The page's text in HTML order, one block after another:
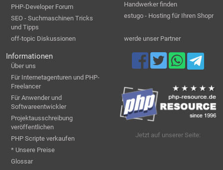
PHP-Developer Forum
SEO - Suchmaschinen Tricks
und Tipps
off-topic Diskussionen
Handwerker finden
estugo - Hosting für Ihren Shopr
werde unser Partner
Informationen
Über uns
Für Internetagenturen und PHP-
Freelancer
Für Anwender und
Softwareentwickler
Projektausschreibung
veröffentlichen
PHP Scripte verkaufen
* Unsere Preise
Glossar
Jetzt auf unserer Seite: